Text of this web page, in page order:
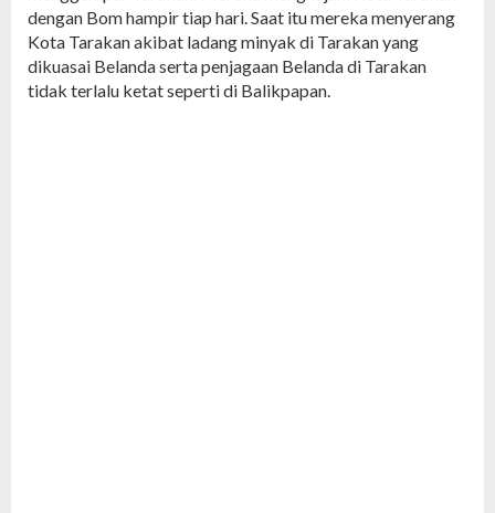
dengan Bom hampir tiap hari. Saat itu mereka menyerang
Kota Tarakan akibat ladang minyak di Tarakan yang
dikuasai Belanda serta penjagaan Belanda di Tarakan
tidak terlalu ketat seperti di Balikpapan.